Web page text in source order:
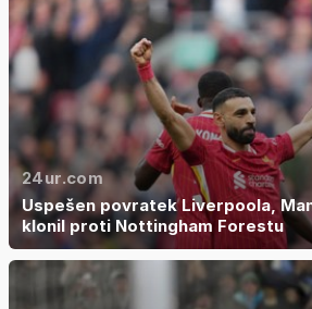
24ur.com
Uspešen povratek Liverpoola,
klonil proti Nottingham Forestu